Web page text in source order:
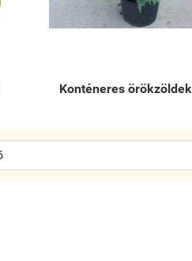
Konténeres örökzöldek